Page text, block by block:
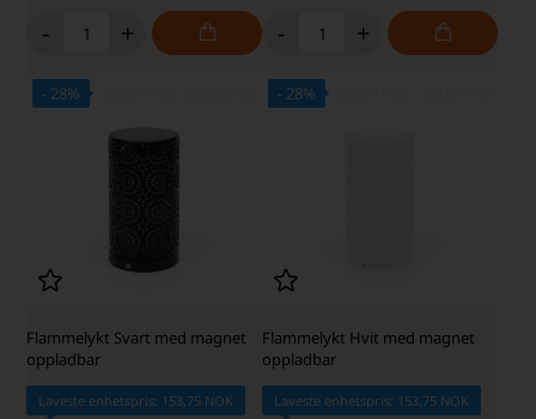
- + - +
- 28%
Flammelykt Svart med magnet
oppladbar
Laveste enhetspris: 153,75 NOK
- 28%
Flammelykt Hvit med magnet
oppladbar
Laveste enhetspris: 153,75 NOK